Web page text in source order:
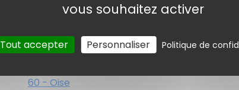
vous souhaitez activer
Tout accepter Personnaliser Politique de
51 - Marne
54 - Meurthe-et-Moselle
60 - Oise